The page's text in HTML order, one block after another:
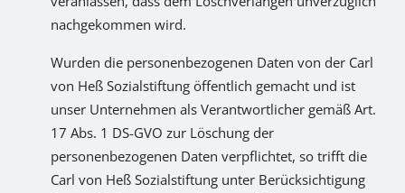
nachgekommen wird.
Wurden die personenbezogenen Daten von der Carl
von Heß Sozialstiftung öffentlich gemacht und ist
unser Unternehmen als Verantwortlicher gemäß Art.
17 Abs. 1 DS-GVO zur Löschung der
personenbezogenen Daten verpflichtet, so trifft die
Carl von Heß Sozialstiftung unter Berücksichtigung